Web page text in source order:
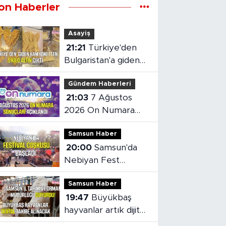
Haberler
Asayiş
21:21
Bulgaristan'a giden
kamyonetten 5 kilo
altın çıktı
Gündem Haberleri
21:03
2026 On Numara
sonuçları açıklandı
Samsun Haber
20:00 Samsun'da
Nebiyan Fest
Başladı
Samsun Haber
19:47
hayvanlar artık dijital
olarak takip